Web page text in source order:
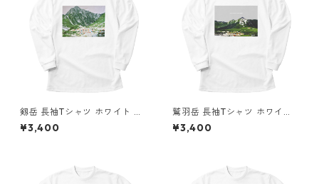
剱岳 長袖Tシャツ ホワイト ド
ライ 吸水速乾 山 登山 山Tシャ
ツ 山のイラスト
¥3,400
鷲羽岳 長袖Tシャツ ホワイト
ドライ 吸水速乾 山 登山 山Tシ
ャツ 山のイラスト
¥3,400